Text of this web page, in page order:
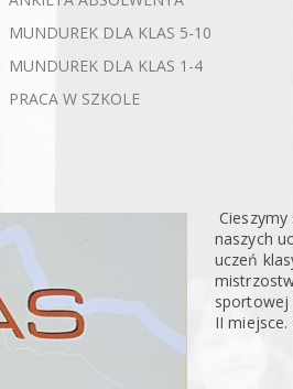
MUNDUREK DLA KLAS 5-10
MUNDUREK DLA KLAS 1-4
PRACA W SZKOLE
naszych
uczeń
sportowej
II miejsce.